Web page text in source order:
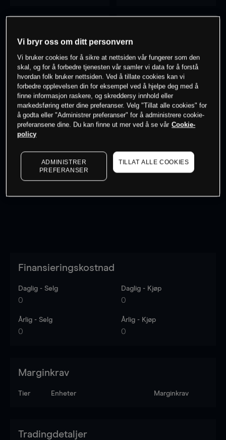
-
0% av kunder erpå dette instrumentet
Søk om konto
Log in
Finansieringskostnad
Daglig - Selg
0
Daglig - Kjøp
0
Årlig - Selg
0
Årlig - Kjøp
0
Marginkrav
Tier Enheter Marginkrav
Tradingdetaljer
Vi bryr oss om ditt personvern
Vi bruker cookies for å sikre at nettsiden vår fungerer som den
skal, og for å forbedre tjenesten vår samler vi data for å forstå
hvordan folk bruker nettsiden. Ved å tillate cookies kan vi
forbedre opplevelsen din for eksempel ved å hjelpe deg med å
finne informasjon raskere, og skreddersy innhold eller
markedsføring etter dine preferanser. Velg "Tillat alle cookies" for
å godta eller "Administrer preferanser" for å administrere cookie-
preferansene dine. Du kan finne ut mer ved å se vår Cookie-
policy
ADMINISTRER
PREFERANSER
TILLAT ALLE COOKIES